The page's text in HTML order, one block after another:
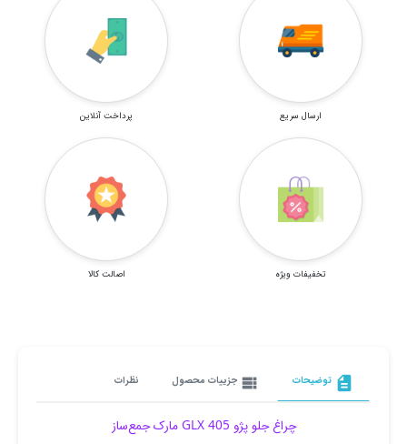
ارسال سریع پرداخت آنلاین
تخفیفات ویژه اصالت کالا
description توضیحات view_list جزییات محصول نظرات
چراغ جلو پژو 405 GLX مارک جمع‌ساز